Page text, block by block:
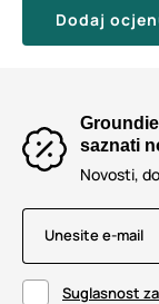
Dodaj
saznati
Novosti,
Unesite e-mail
Suglasnost